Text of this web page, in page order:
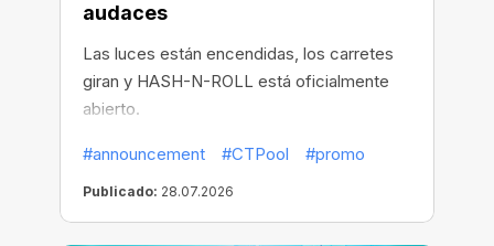
audaces
Las luces están encendidas, los carretes
giran y HASH-N-ROLL está oficialmente
abierto.
#announcement #CTPool #promo
Publicado: 28.07.2026